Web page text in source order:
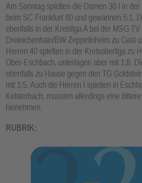
Am Sonntag spielten die Damen 30 I in
beim SC Frankfurt 80 und gewannen 5:1.
ebenfalls in der Kreisliga A bei der MSG
Dreieichenhain/BW Zeppelinheim zu Gast
Herren 40 spielten in der Kreisoberliga zu
Ober-Eschbach, unterlagen aber mit 1:8.
ebenfalls zu Hause gegen den TG
mit 1:5. Auch die Herren I spielten in
Kelsterbach, mussten allerdings eine
hinnehmen.
RUBRIK: